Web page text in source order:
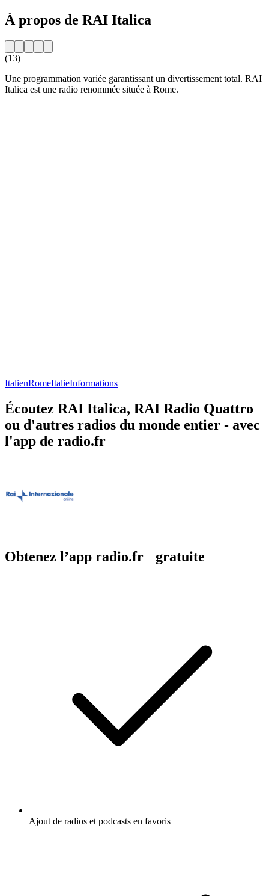
À propos de RAI Italica
(13)
Une programmation variée garantissant un divertissement total. RAI
Italica est une radio renommée située à Rome.
ItalienRomeItalieInformations
Écoutez RAI Italica, RAI Radio Quattro
ou d'autres radios du monde entier - avec
l'app de radio.fr
Obtenez l’app radio.fr gratuite
Ajout de radios et podcasts en favoris